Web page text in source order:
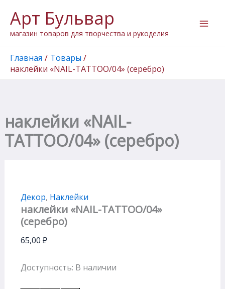
содержимому
Арт Бульвар
магазин товаров для творчества и рукоделия
Главная
Товары
наклейки «NAIL-TATTOO/04» (серебро)
наклейки «NAIL-
TATTOO/04» (серебро)
Декор, Наклейки
наклейки «NAIL-TATTOO/04»
(серебро)
65,00 ₽
Доступность: В наличии
товара
наклейки
"NAIL-
TATTOO/04"
(серебро)